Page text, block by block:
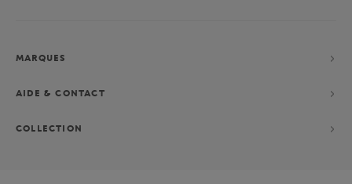
MARQUES
AIDE & CONTACT
COLLECTION